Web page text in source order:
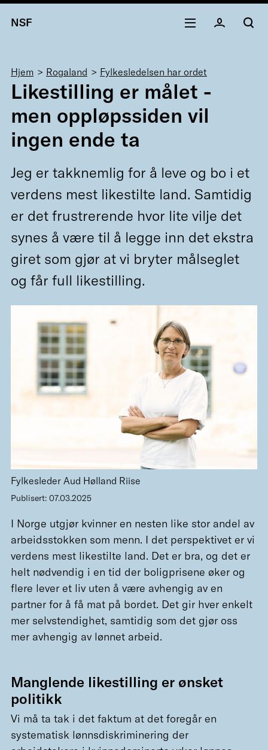
NSF
Navigasjonssti
Hjem Rogaland Fylkesledelsen har ordet
Likestilling er målet -
men oppløpssiden vil
ingen ende ta
Jeg er takknemlig for å leve og bo i et
verdens mest likestilte land. Samtidig
er det frustrerende hvor lite vilje det
synes å være til å legge inn det ekstra
giret som gjør at vi bryter målseglet
og får full likestilling.
Fylkesleder Aud Hølland Riise
Publisert: 07.03.2025
I Norge utgjør kvinner en nesten like stor andel av
arbeidsstokken som menn. I det perspektivet er vi
verdens mest likestilte land. Det er bra, og det er
helt nødvendig i en tid der boligprisene øker og
flere lever et liv uten å være avhengig av en
partner for å få mat på bordet. Det gir hver enkelt
mer selvstendighet, samtidig som det gjør oss
mer avhengig av lønnet arbeid.
Manglende likestilling er ønsket
politikk
Vi må ta tak i det faktum at det foregår en
systematisk lønnsdiskriminering der